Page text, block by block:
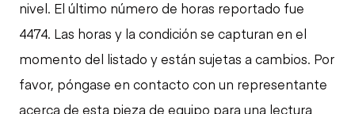
nivel. El último número de horas reportado fue
4474. Las horas y la condición se capturan en el
momento del listado y están sujetas a cambios. Por
favor, póngase en contacto con un representante
acerca de esta pieza de equipo para una lectura